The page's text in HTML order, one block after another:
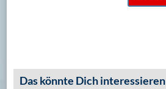
Das könnte Dich interessieren